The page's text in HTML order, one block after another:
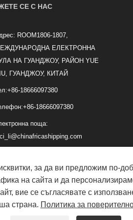
СЕ С НАС
ROOM1806-1807,
ЕЛЕКТРОННА
НА ГУАНДЖОУ, РАЙОН YUE
ГУАНДЖОУ, КИТАЙ
+86-18666097380
+86-18666097380
поща:
право 2020 GUANGZHOU SPEED INT'L
за да ви предложим по-
на сайта и да
вие се съгласявате с
страна. Политика за